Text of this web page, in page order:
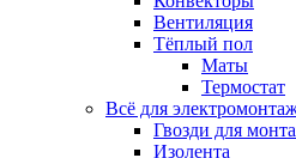
Вентиляция
Тёплый пол
Маты
Термостат
Всё для
Гвозди для
Изолента